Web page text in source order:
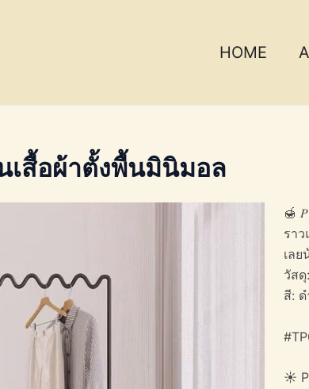
HOME
เสื้อผ้าตั้งพื้นมินิมอล
🍯
รา
เลย
วัสดุ
สี:
☀️